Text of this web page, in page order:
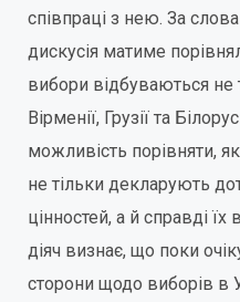
співпраці з нею. За
дискусія матиме
вибори відбуваються не
Вірменії, Грузії та
можливість порівняти,
не тільки декларують
цінностей, а й справді
діяч визнає, що поки
сторони щодо виборів в